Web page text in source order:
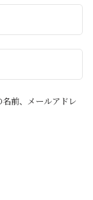
前、メールアドレ